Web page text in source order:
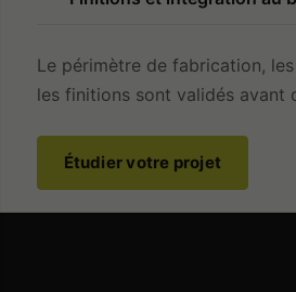
Le périmètre de fabrication,
les finitions sont validés avant
Étudier votre projet